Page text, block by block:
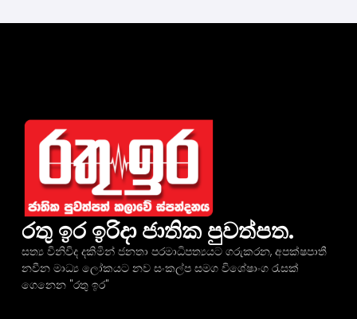
රතු ඉර ඉරිදා ජාතික පුවත්පත.
සත්‍ය විනිවිද දකිමින් ජනතා පරමාධිපත්‍යයට ගරුකරන, අපක්ෂපාතී
නවීන මාධ්‍ය ලෝකයට නව සංකල්ප සමග විශේෂාංග රැසක්
ගෙනෙන "රතු ඉර"